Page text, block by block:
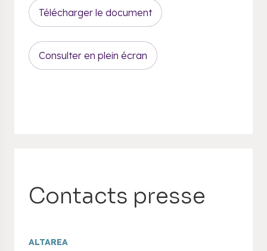
Télécharger le document
Consulter en plein écran
Contacts presse
ALTAREA